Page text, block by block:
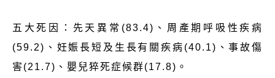
五大死因：先天異常(83.4)、周產期呼吸性疾病
(59.2)、妊娠長短及生長有關疾病(40.1)、事故傷
害(21.7)、嬰兒猝死症候群(17.8)。